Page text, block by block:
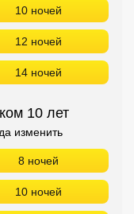
10 ночей
12 ночей
14 ночей
10 лет
изменить
8 ночей
10 ночей